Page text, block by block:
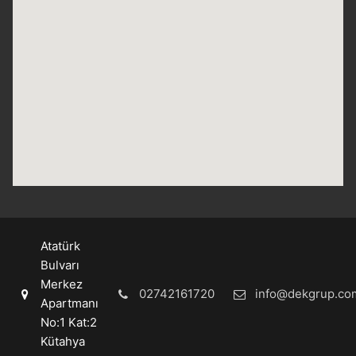
Atatürk
Bulvarı
Merkez
Apartmanı
No:1 Kat:2
Kütahya
02742161720